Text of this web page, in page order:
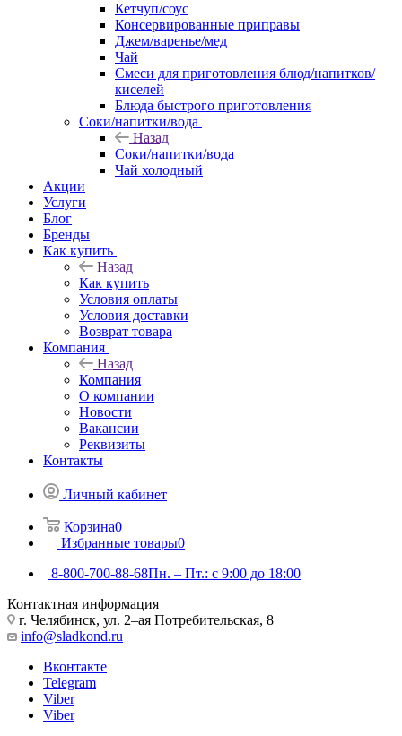
Кетчуп/соус
Консервированные приправы
Джем/варенье/мед
Чай
Смеси для приготовления блюд/напитков/
киселей
Блюда быстрого приготовления
Соки/напитки/вода
Назад
Соки/напитки/вода
Чай холодный
Акции
Услуги
Блог
Бренды
Как купить
Назад
Как купить
Условия оплаты
Условия доставки
Возврат товара
Компания
Назад
Компания
О компании
Новости
Вакансии
Реквизиты
Контакты
Личный кабинет
Корзина0
Избранные товары0
8-800-700-88-68Пн. – Пт.: с 9:00 до 18:00
Контактная информация
г. Челябинск, ул. 2–ая Потребительская, 8
info@sladkond.ru
Вконтакте
Telegram
Viber
Viber